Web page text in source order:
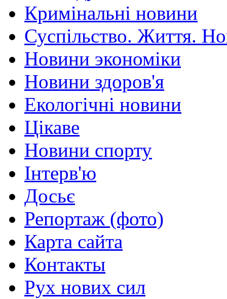
Кримінальні новини
Суспільство. Життя.
Новини экономіки
Новини здоров'я
Екологічні новини
Цікаве
Новини спорту
Інтерв'ю
Досьє
Репортаж (фото)
Карта сайта
Контакты
Рух нових сил